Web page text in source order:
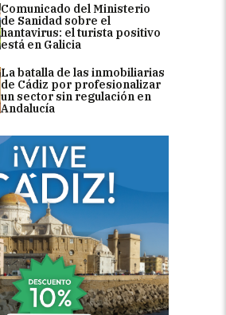
Comunicado del Ministerio
de Sanidad sobre el
hantavirus: el turista positivo
está en Galicia
La batalla de las inmobiliarias
de Cádiz por profesionalizar
un sector sin regulación en
Andalucía